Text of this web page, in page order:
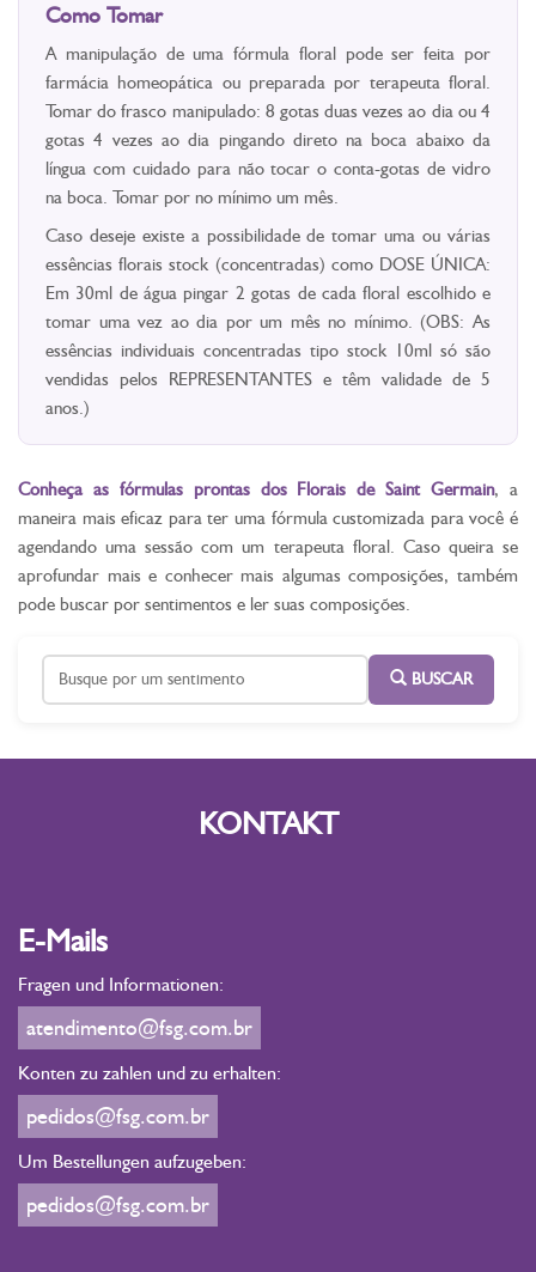
Como Tomar
A manipulação de uma fórmula floral pode ser feita por
farmácia homeopática ou preparada por terapeuta floral.
Tomar do frasco manipulado: 8 gotas duas vezes ao dia ou 4
gotas 4 vezes ao dia pingando direto na boca abaixo da
língua com cuidado para não tocar o conta-gotas de vidro
na boca. Tomar por no mínimo um mês.
Caso deseje existe a possibilidade de tomar uma ou várias
essências florais stock (concentradas) como DOSE ÚNICA:
Em 30ml de água pingar 2 gotas de cada floral escolhido e
tomar uma vez ao dia por um mês no mínimo. (OBS: As
essências individuais concentradas tipo stock 10ml só são
vendidas pelos REPRESENTANTES e têm validade de 5
anos.)
Conheça as fórmulas prontas dos Florais de Saint Germain, a
maneira mais eficaz para ter uma fórmula customizada para você é
agendando uma sessão com um terapeuta floral. Caso queira se
aprofundar mais e conhecer mais algumas composições, também
pode buscar por sentimentos e ler suas composições.
BUSCAR
KONTAKT
E-Mails
Fragen und Informationen:
atendimento@fsg.com.br
Konten zu zahlen und zu erhalten:
pedidos@fsg.com.br
Um Bestellungen aufzugeben:
pedidos@fsg.com.br